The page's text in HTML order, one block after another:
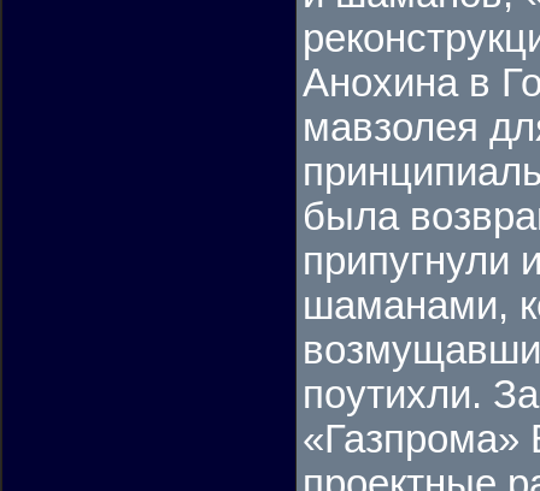
Анохина в
мавзолея
была
припугнули
шаманами,
поутихли.
«Газпрома»